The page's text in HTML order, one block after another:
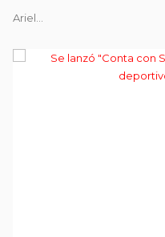
Ariel...